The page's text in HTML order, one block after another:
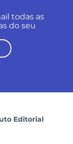
todas as
do seu
Editorial